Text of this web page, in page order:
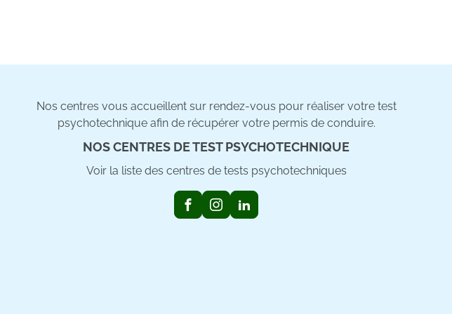
Nos centres vous accueillent sur rendez-vous pour réaliser votre test
psychotechnique afin de récupérer votre permis de conduire.
NOS CENTRES DE TEST PSYCHOTECHNIQUE
Voir la liste des centres de tests psychotechniques